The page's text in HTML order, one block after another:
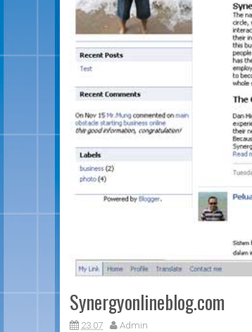
Synergyonlineblog.com
23.07 Admin